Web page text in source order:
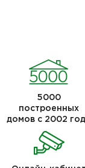
5000
построенных
домов с 2002